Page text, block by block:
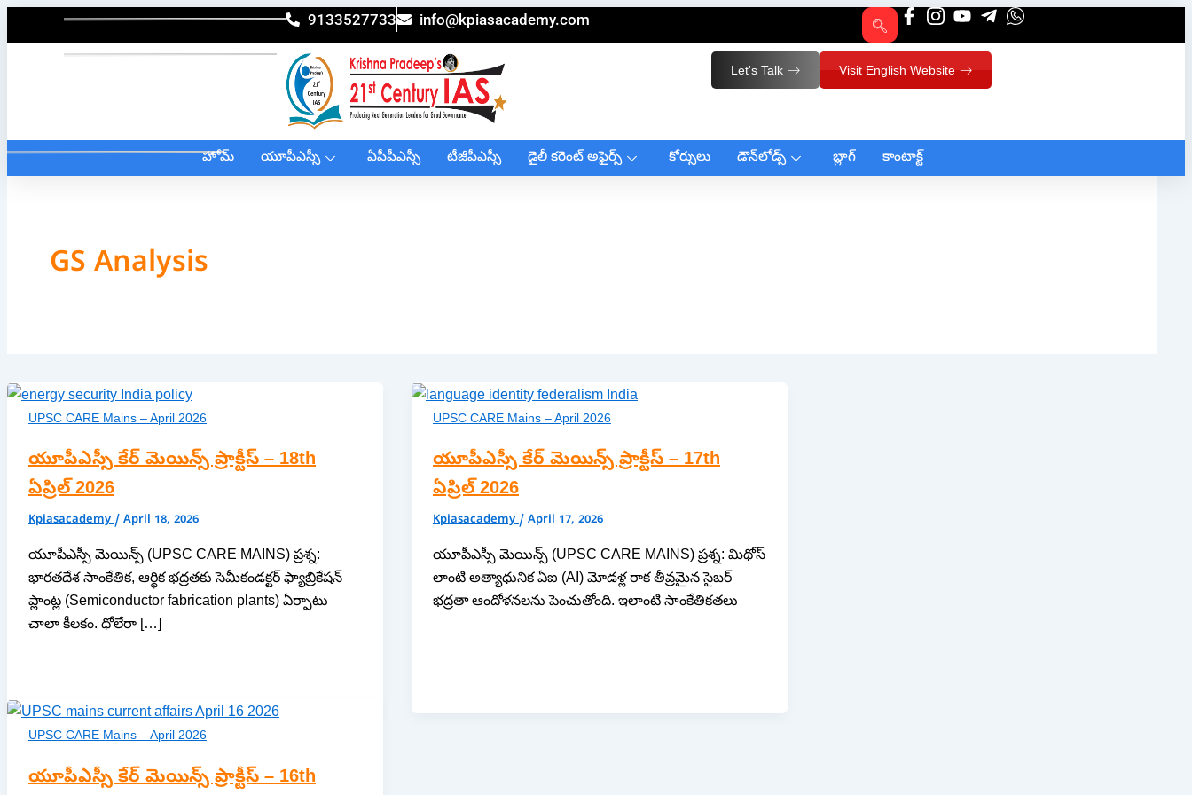
Skip
9133527733 info@kpiasacademy.com
Let's Talk Visit English Website
హోమ్ యూపీఎస్సీ ఏపీపీఎస్సీ టీజీపీఎస్సీ డైలీ కరెంట్ అఫైర్స్ కోర్సులు డౌన్‌లోడ్స్ బ్లాగ్ కాంటాక్ట్
GS Analysis
UPSC CARE Mains – April 2026
యూపీఎస్సీ కేర్ మెయిన్స్ ప్రాక్టీస్ – 18th
ఏప్రిల్ 2026
Kpiasacademy/ April 18, 2026
యూపీఎస్సీ మెయిన్స్ (UPSC CARE MAINS) ప్రశ్న:
భారతదేశ సాంకేతిక, ఆర్థిక భద్రతకు సెమీకండక్టర్ ఫ్యాబ్రికేషన్
ప్లాంట్ల (Semiconductor fabrication plants) ఏర్పాటు
చాలా కీలకం. ధోలేరా […]
UPSC CARE Mains – April 2026
యూపీఎస్సీ కేర్ మెయిన్స్ ప్రాక్టీస్ – 17th
ఏప్రిల్ 2026
Kpiasacademy/ April 17, 2026
యూపీఎస్సీ మెయిన్స్ (UPSC CARE MAINS) ప్రశ్న: మిథోస్
లాంటి అత్యాధునిక ఏఐ (AI) మోడళ్ల రాక తీవ్రమైన సైబర్
భద్రతా ఆందోళనలను పెంచుతోంది. ఇలాంటి సాంకేతికతలు
UPSC CARE Mains – April 2026
యూపీఎస్సీ కేర్ మెయిన్స్ ప్రాక్టీస్ – 16th